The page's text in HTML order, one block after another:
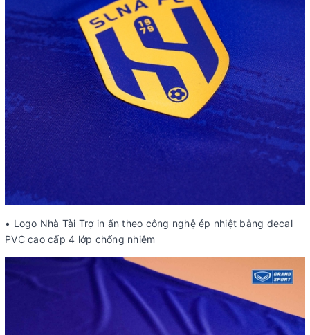
• Logo Nhà Tài Trợ in ấn theo công nghệ ép nhiệt bằng decal
PVC cao cấp 4 lớp chống nhiễm